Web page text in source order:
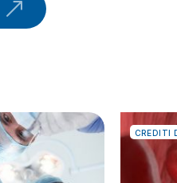
CREDITI